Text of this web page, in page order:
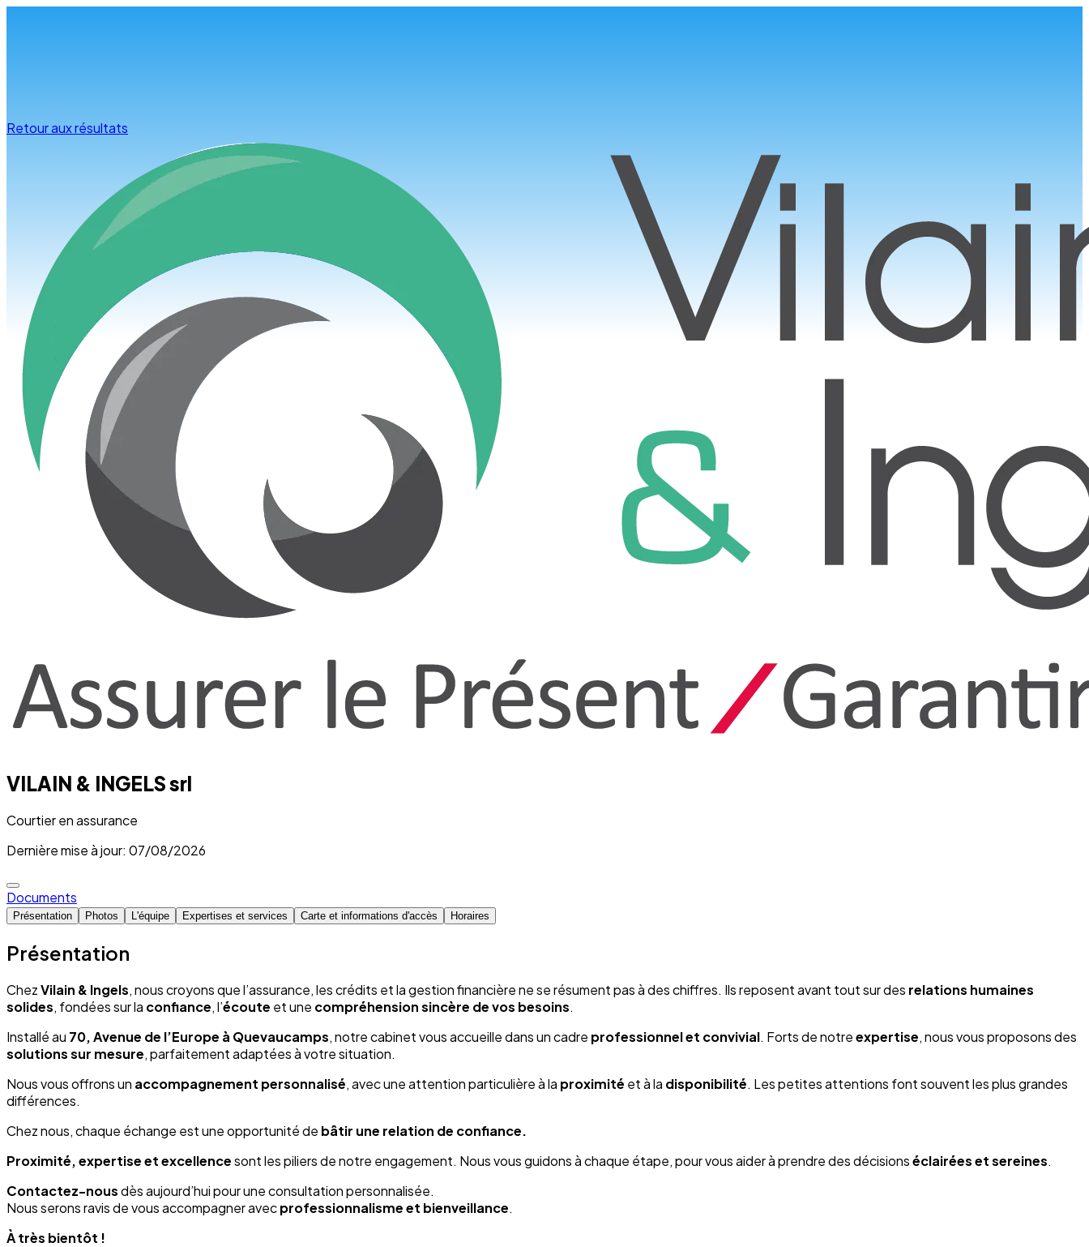
Retour aux résultats
VILAIN & INGELS srl
Courtier en assurance
Dernière mise à jour: 07/08/2026
Documents
Présentation Photos L'équipe Expertises et services Carte et informations d'accès Horaires
Présentation
ChezVilain & Ingels, nous croyons que l’assurance, les crédits et la gestion financière ne se résument pas à des chiffres. Ils reposent avant tout sur des relations humaines
solides, fondées sur la confiance, l’écoute et une compréhension sincère de vos besoins.
Installé au 70, Avenue de l’Europe à Quevaucamps, notre cabinet vous accueille dans un cadre professionnel et convivial. Forts de notreexpertise, nous vous proposons des
solutions sur mesure, parfaitement adaptées à votre situation.
Nous vous offrons un accompagnement personnalisé, avec une attention particulière à la proximité et à la disponibilité. Les petites attentions font souvent les plus grandes
différences.
Chez nous, chaque échange est une opportunité de bâtir une relation de confiance.
Proximité, expertise et excellencesont les piliers de notre engagement. Nous vous guidons à chaque étape, pour vous aider à prendre des décisionséclairées et sereines.
Contactez-nousdès aujourd’hui pour une consultation personnalisée.
Nous serons ravis de vous accompagner avecprofessionnalisme et bienveillance.
À très bientôt !